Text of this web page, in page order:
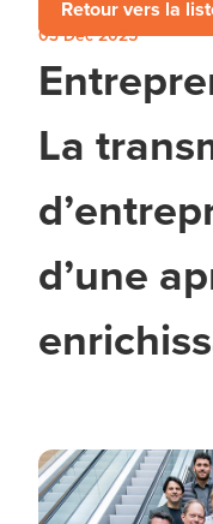
Retour vers la
03 Dec 2025
La
d’une